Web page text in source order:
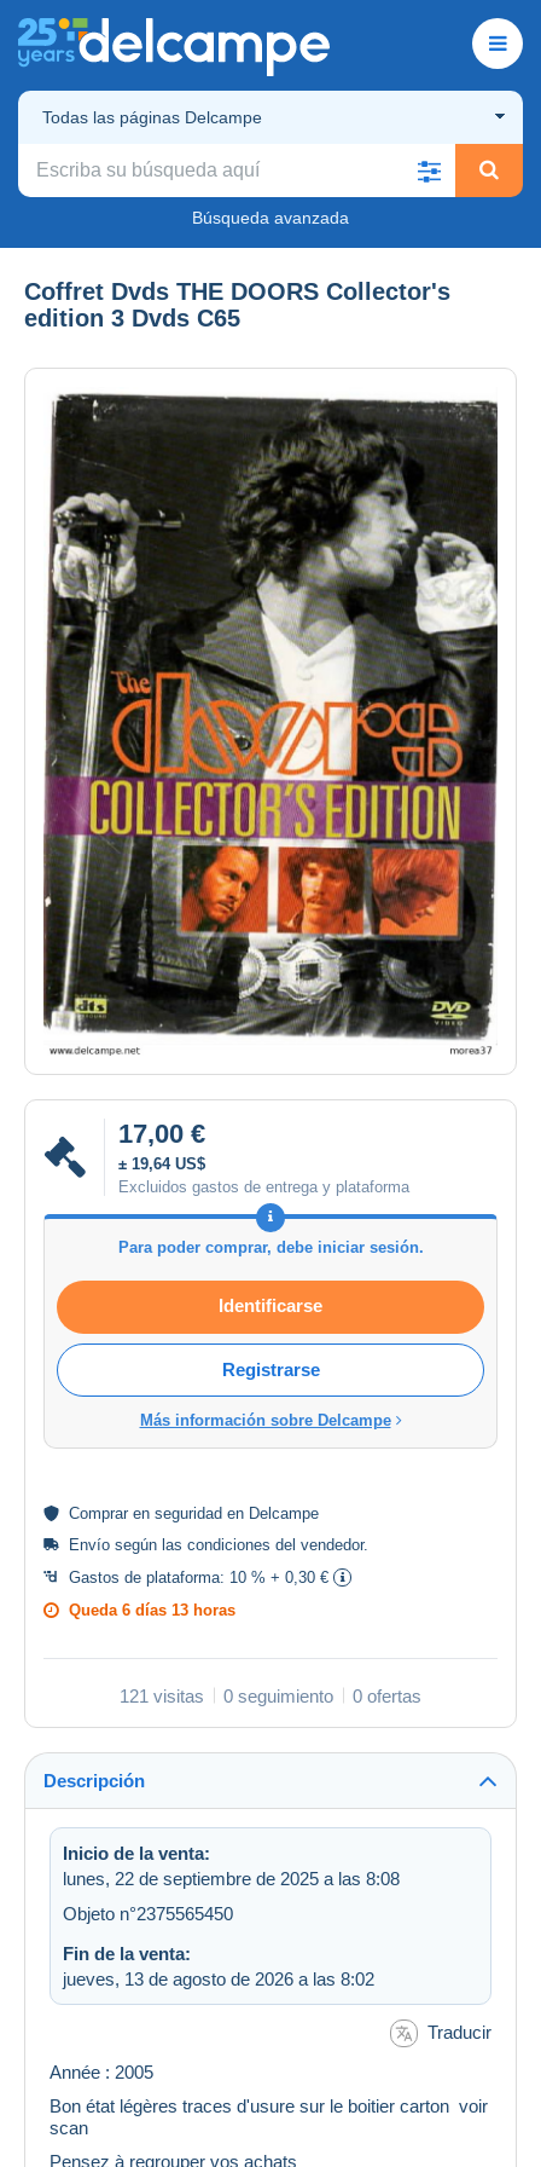
Todas las páginas Delcampe
Búsqueda avanzada
Coffret Dvds THE DOORS Collector's
edition 3 Dvds C65
17,00 €
± 19,64 US$
Excluidos gastos de entrega y plataforma
Para poder comprar, debe iniciar sesión.
Identificarse
Registrarse
Más información sobre Delcampe
Comprar en seguridad en Delcampe
Envío según las condiciones del vendedor.
Gastos de plataforma: 10 % + 0,30 €
Queda 6 días 13 horas
121 visitas 0 seguimiento 0 ofertas
Descripción
Inicio de la venta:
lunes, 22 de septiembre de 2025 a las 8:08
Objeto n°2375565450
Fin de la venta:
jueves, 13 de agosto de 2026 a las 8:02
Traducir
Année : 2005
Bon état légères traces d'usure sur le boitier carton voir
scan
Pensez à regrouper vos achats